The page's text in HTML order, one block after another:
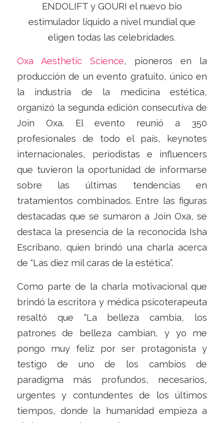
ENDOLIFT y GOURI el nuevo bio
estimulador líquido a nivel mundial que
eligen todas las celebridades.
Oxa Aesthetic Science, pioneros en la
producción de un evento gratuito, único en
la industria de la medicina estética,
organizó la segunda edición consecutiva de
Join Oxa. El evento reunió a 350
profesionales de todo el país, keynotes
internacionales, periodistas e influencers
que tuvieron la oportunidad de informarse
sobre las últimas tendencias en
tratamientos combinados. Entre las figuras
destacadas que se sumaron a Join Oxa, se
destaca la presencia de la reconocida Isha
Escribano, quien brindó una charla acerca
de “Las diez mil caras de la estética”.
Como parte de la charla motivacional que
brindó la escritora y médica psicoterapeuta
resaltó que “La belleza cambia, los
patrones de belleza cambian, y yo me
pongo muy feliz por ser protagonista y
testigo de uno de los cambios de
paradigma más profundos, necesarios,
urgentes y contundentes de los últimos
tiempos, donde la humanidad empieza a